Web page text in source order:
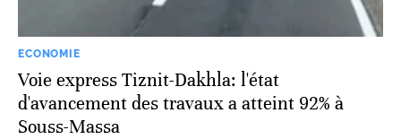
ECONOMIE
Voie express Tiznit-Dakhla: l'état
d'avancement des travaux a atteint 92% à
Souss-Massa